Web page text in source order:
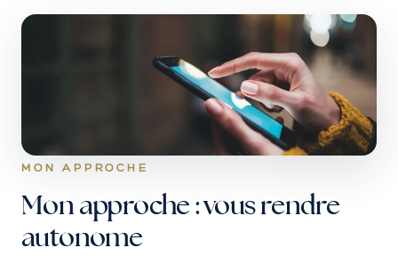
MON APPROCHE
Mon approche : vous rendre
autonome